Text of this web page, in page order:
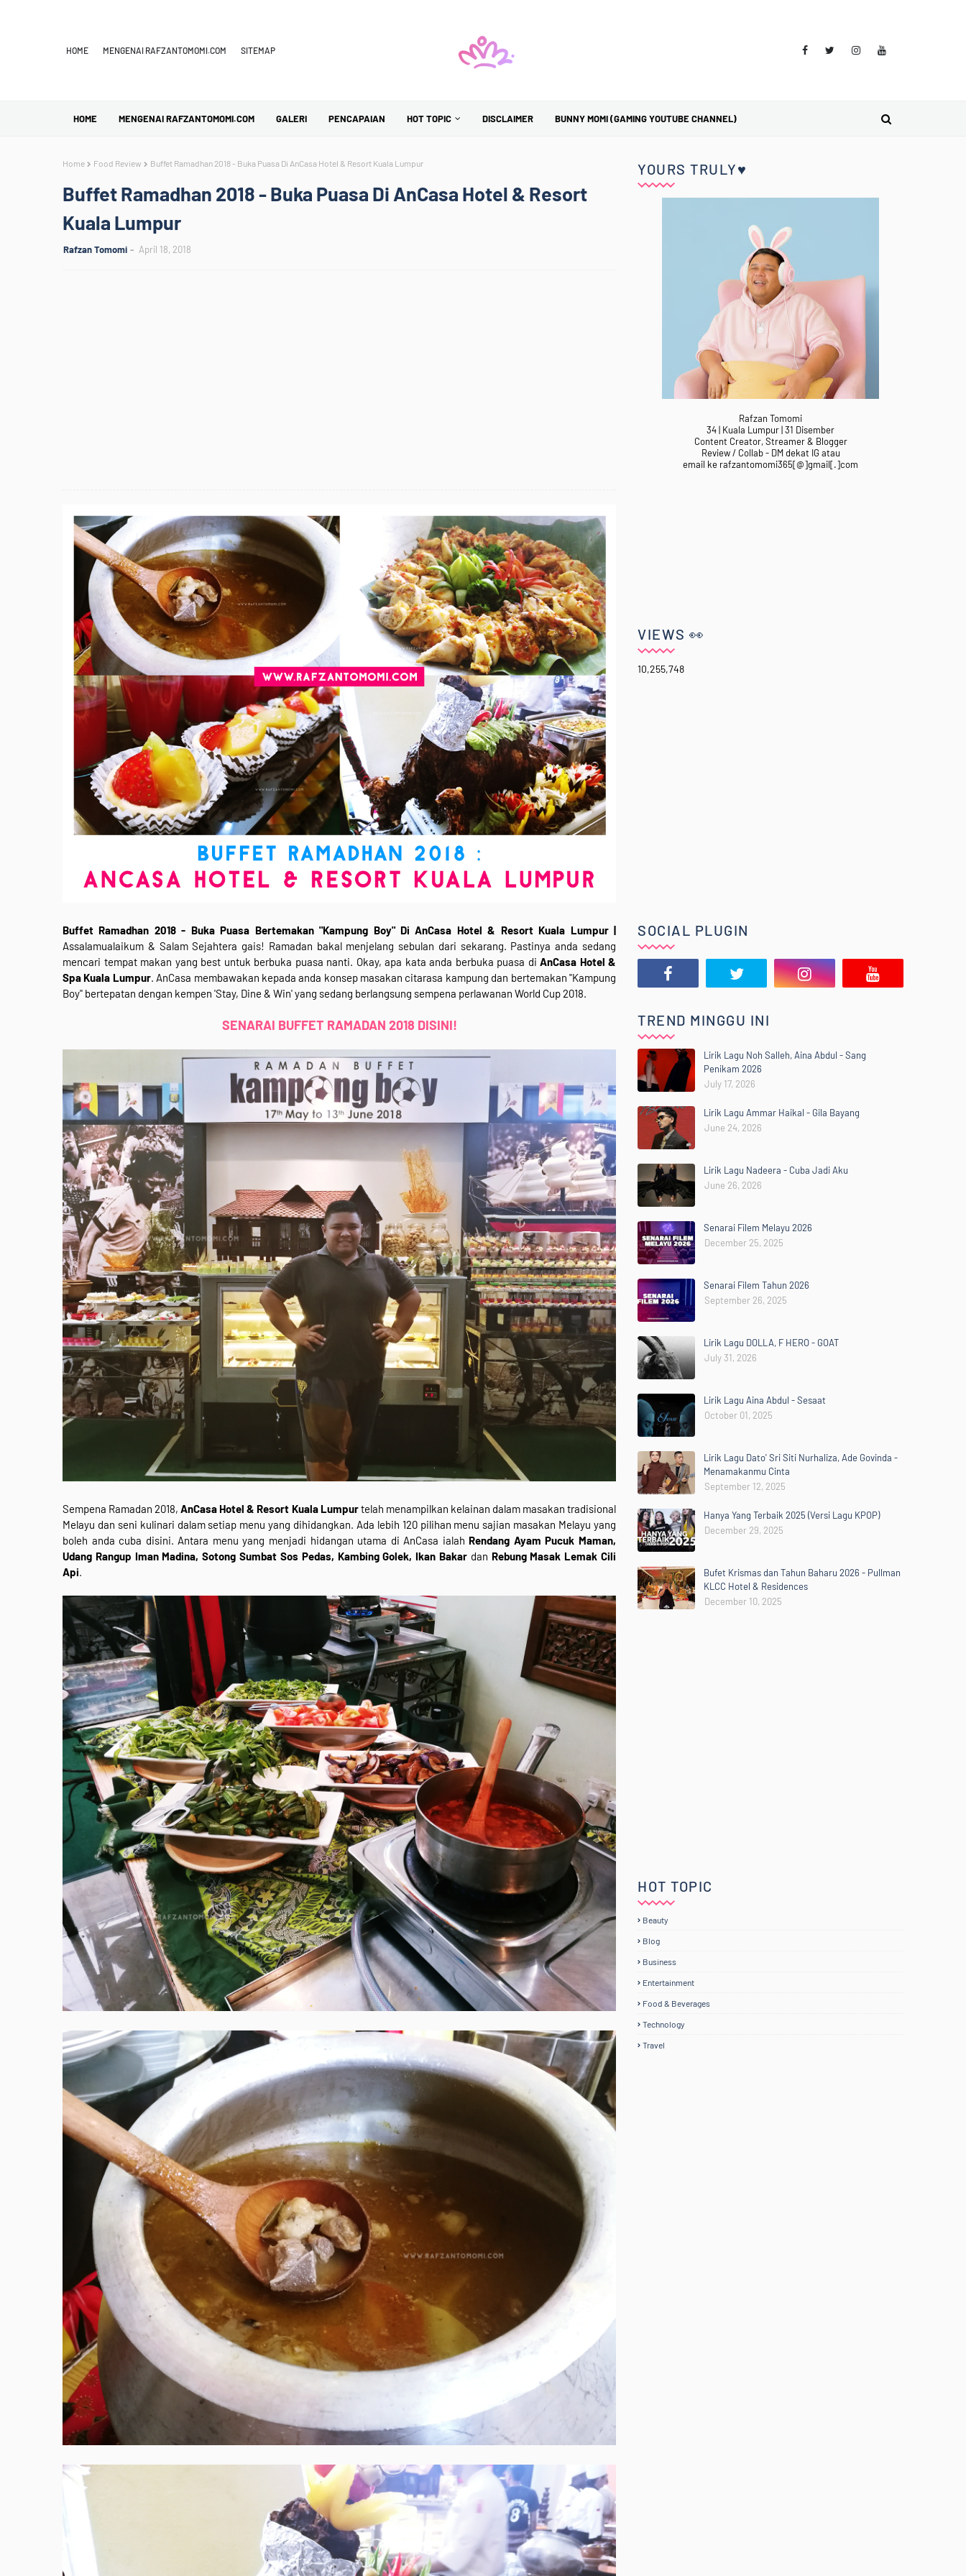
HOME MENGENAI RAFZANTOMOMI.COM SITEMAP
HOME MENGENAI RAFZANTOMOMI.COM GALERI PENCAPAIAN HOT TOPIC DISCLAIMER BUNNY MOMI (GAMING YOUTUBE CHANNEL)
Home Food Review Buffet Ramadhan 2018 - Buka Puasa Di AnCasa Hotel & Resort Kuala Lumpur
Buffet Ramadhan 2018 - Buka Puasa Di AnCasa Hotel & Resort
Kuala Lumpur
Rafzan Tomomi April 18, 2018
Buffet Ramadhan 2018 - Buka Puasa Bertemakan "Kampung Boy" Di AnCasa Hotel & Resort Kuala Lumpur |
Assalamualaikum & Salam Sejahtera gais! Ramadan bakal menjelang sebulan dari sekarang. Pastinya anda sedang
mencari tempat makan yang best untuk berbuka puasa nanti. Okay, apa kata anda berbuka puasa di AnCasa Hotel &
Spa Kuala Lumpur. AnCasa membawakan kepada anda konsep masakan citarasa kampung dan bertemakan "Kampung
Boy" bertepatan dengan kempen 'Stay, Dine & Win' yang sedang berlangsung sempena perlawanan World Cup 2018.
SENARAI BUFFET RAMADAN 2018 DISINI!
Sempena Ramadan 2018,AnCasa Hotel & Resort Kuala Lumpurtelah menampilkan kelainan dalam masakan tradisional
Melayu dan seni kulinari dalam setiap menu yang dihidangkan. Ada lebih 120 pilihan menu sajian masakan Melayu yang
boleh anda cuba disini. Antara menu yang menjadi hidangan utama di AnCasa ialah Rendang Ayam Pucuk Maman,
Udang Rangup Iman Madina, Sotong Sumbat Sos Pedas, Kambing Golek, Ikan Bakar dan Rebung Masak Lemak Cili
Api.
YOURS TRULY♥
Rafzan Tomomi
34 | Kuala Lumpur | 31 Disember
Content Creator, Streamer & Blogger
Review / Collab - DM dekat IG atau
email ke rafzantomomi365[@]gmail[.]com
VIEWS 👀
10,255,748
SOCIAL PLUGIN
TREND MINGGU INI
Lirik Lagu Noh Salleh, Aina Abdul - Sang
Penikam 2026
July 17, 2026
Lirik Lagu Ammar Haikal - Gila Bayang
June 24, 2026
Lirik Lagu Nadeera - Cuba Jadi Aku
June 26, 2026
Senarai Filem Melayu 2026
December 25, 2025
Senarai Filem Tahun 2026
September 26, 2025
Lirik Lagu DOLLA, F HERO - GOAT
July 31, 2026
Lirik Lagu Aina Abdul - Sesaat
October 01, 2025
Lirik Lagu Dato' Sri Siti Nurhaliza, Ade Govinda -
Menamakanmu Cinta
September 12, 2025
Hanya Yang Terbaik 2025 (Versi Lagu KPOP)
December 29, 2025
Bufet Krismas dan Tahun Baharu 2026 - Pullman
KLCC Hotel & Residences
December 10, 2025
HOT TOPIC
Beauty
Blog
Business
Entertainment
Food & Beverages
Technology
Travel